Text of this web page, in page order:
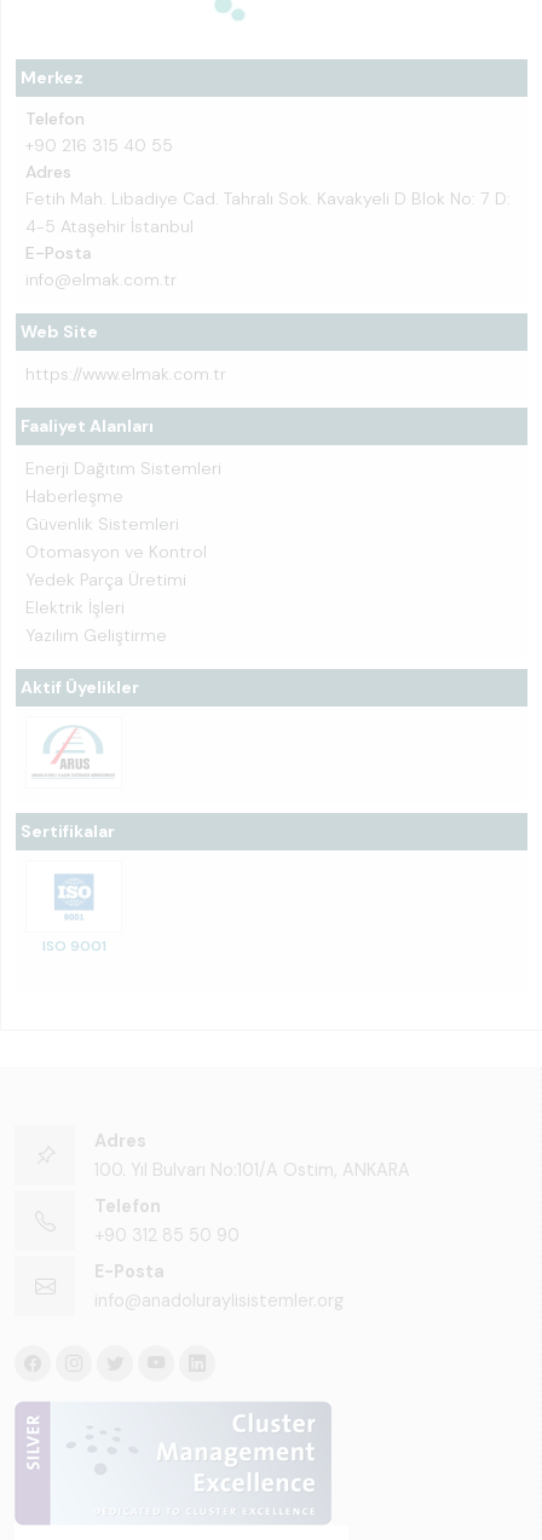
Merkez
Telefon
+90 216 315 40 55
Adres
Fetih Mah. Libadiye Cad. Tahralı Sok. Kavakyeli D Blok No: 7 D:
4-5 Ataşehir İstanbul
E-Posta
info@elmak.com.tr
Web Site
https://www.elmak.com.tr
Faaliyet Alanları
Enerji Dağıtım Sistemleri
Haberleşme
Güvenlik Sistemleri
Otomasyon ve Kontrol
Yedek Parça Üretimi
Elektrik İşleri
Yazılım Geliştirme
Aktif Üyelikler
Sertifikalar
ISO 9001
Adres
100. Yıl Bulvarı No:101/A Ostim, ANKARA
Telefon
+90 312 85 50 90
E-Posta
info@anadoluraylisistemler.org